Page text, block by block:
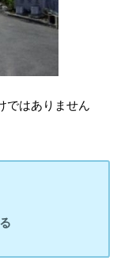
ではありません